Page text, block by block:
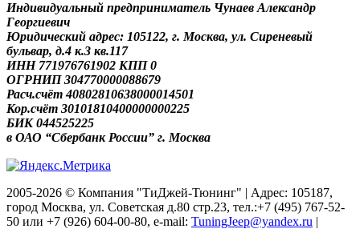
Индивидуальный предприниматель Чунаев Александр
Георгиевич
Юридический адрес: 105122, г. Москва, ул. Сиреневый
бульвар, д.4 к.3 кв.117
ИНН 771976761902 КПП 0
ОГРНИП 304770000088679
Расч.счёт 40802810638000014501
Кор.счёт 30101810400000000225
БИК 044525225
в ОАО “Сбербанк России” г. Москва
2005-2026 © Компания "ТиДжей-Тюнинг" | Адрес: 105187,
город Москва, ул. Советская д.80 стр.23, тел.:+7 (495) 767-52-
50 или +7 (926) 604-00-80, e-mail: TuningJeep@yandex.ru |